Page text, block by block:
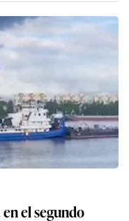
el segundo